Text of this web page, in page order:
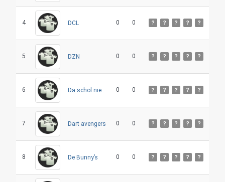
4 DCL 0 0 ? ? ? ? ?
5 DZN 0 0 ? ? ? ? ?
6 0 0 ? ? ? ? ?
7 Dart avengers 0 0 ? ? ? ? ?
8 De Bunny’s 0 0 ? ? ? ? ?